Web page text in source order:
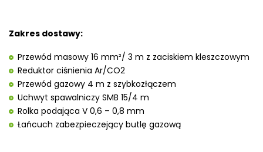
Zakres dostawy:
Przewód masowy 16 mm²/ 3 m z zaciskiem kleszczowym
Reduktor ciśnienia Ar/CO2
Przewód gazowy 4 m z szybkozłączem
Uchwyt spawalniczy SMB 15/4 m
Rolka podająca V 0,6 – 0,8 mm
Łańcuch zabezpieczejący butlę gazową